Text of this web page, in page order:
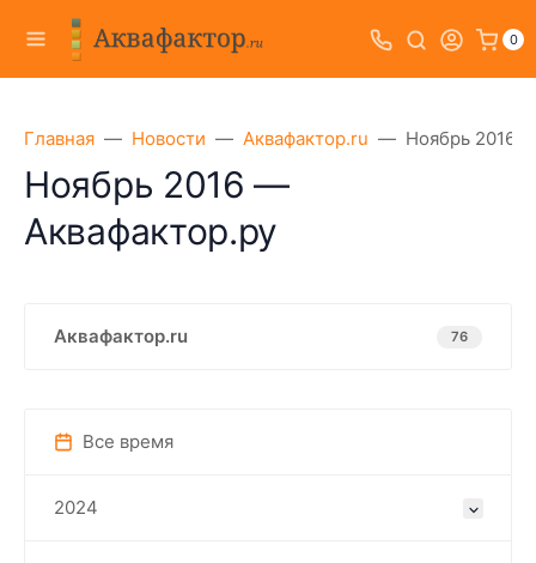
0
Главная Новости Аквафактор.ru Ноябрь 2016
Ноябрь 2016 —
Аквафактор.ру
Аквафактор.ru 76
Все время
2024